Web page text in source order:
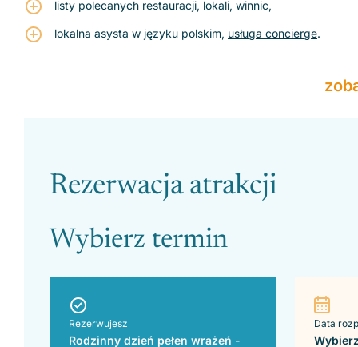
listy polecanych restauracji, lokali, winnic,
lokalna asysta w języku polskim, usługa concierge.
Please leave this field empty.
Rezerwacja atrakcji
Wybierz termin
Rezerwujesz
Rodzinny dzień pełen wrażeń -
Data